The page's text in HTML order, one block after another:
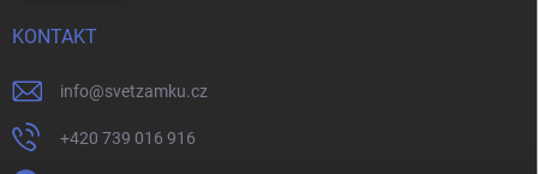
KONTAKT
info@svetzamku.cz
+420 739 016 916